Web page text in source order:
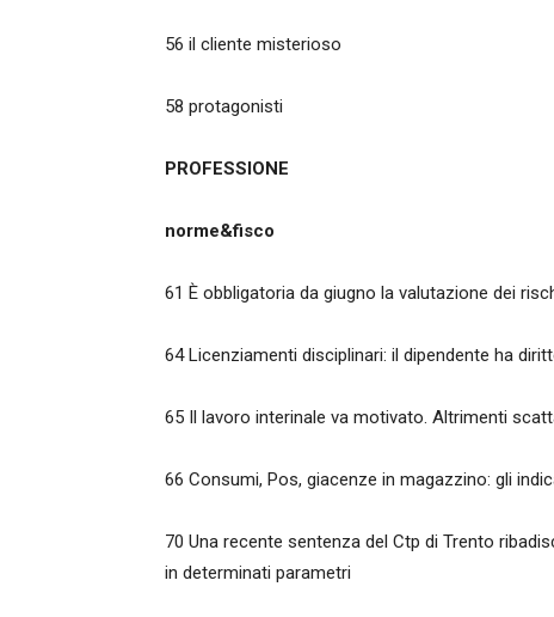
56 il cliente misterioso
58 protagonisti
PROFESSIONE
norme&fisco
61 È obbligatoria da giugno la valutazione dei
64 Licenziamenti disciplinari: il dipendente ha
65 Il lavoro interinale va motivato. Altrimenti
66 Consumi, Pos, giacenze in magazzino: gli
70 Una recente sentenza del Ctp di Trento
in determinati parametri